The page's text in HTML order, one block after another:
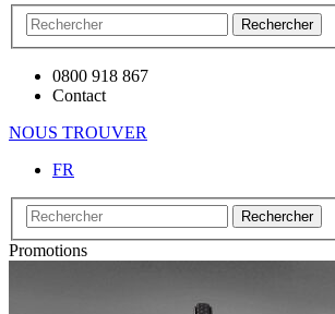
Rechercher
0800 918 867
Contact
NOUS TROUVER
FR
Rechercher
Promotions